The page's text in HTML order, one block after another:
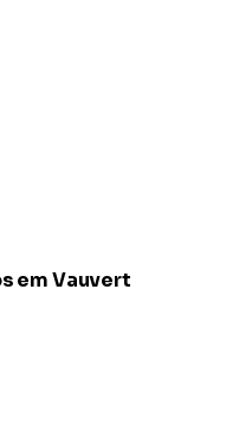
em Vauvert